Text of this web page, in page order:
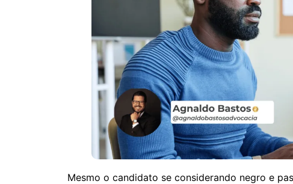
Mesmo o candidato se considerando negro e